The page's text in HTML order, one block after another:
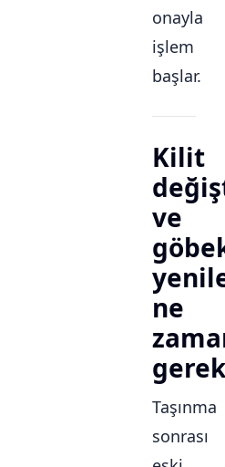
onayla
işlem
başlar.
Kilit
ve
ne
Taşınma
sonrası